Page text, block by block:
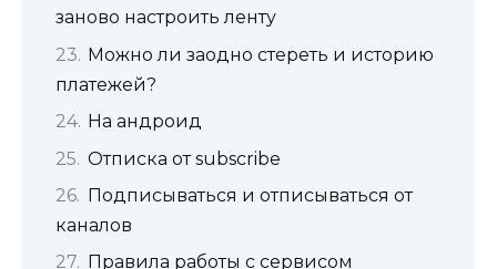
заново настроить ленту
Можно ли заодно стереть и историю
платежей?
На андроид
Отписка от subscribe
Подписываться и отписываться от
каналов
Правила работы с сервисом